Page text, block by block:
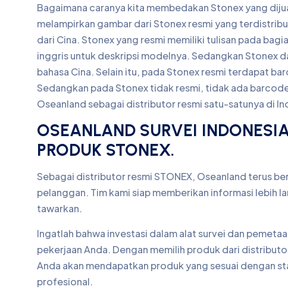
Bagaimana caranya kita membedakan Stonex yang
melampirkan gambar dari Stonex resmi yang
dari Cina. Stonex yang resmi memiliki tulisan pada
inggris untuk deskripsi modelnya. Sedangkan Stonex
bahasa Cina. Selain itu, pada Stonex resmi terdapat
Sedangkan pada Stonex tidak resmi, tidak ada
Oseanland sebagai distributor resmi satu-satunya di
OSEANLAND SURVEI
PRODUK STONEX.
Sebagai distributor resmi STONEX, Oseanland terus
pelanggan. Tim kami siap memberikan informasi lebih
tawarkan.
Ingatlah bahwa investasi dalam alat survei dan
pekerjaan Anda. Dengan memilih produk dari
Anda akan mendapatkan produk yang sesuai dengan
profesional.